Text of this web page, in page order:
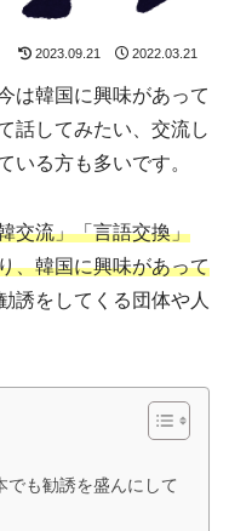
2023.09.21 2022.03.21
は韓国に興味があって
話してみたい、交流し
いる方も多いです。
交流」「言語交換」
、韓国に興味があって
誘をしてくる団体や人
も勧誘を盛んにして